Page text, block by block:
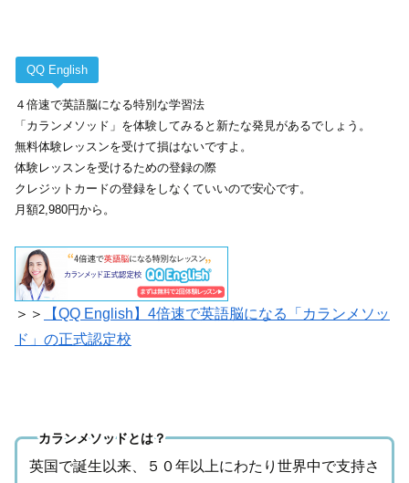
QQ English
４倍速で英語脳になる特別な学習法
「カランメソッド」を体験してみると新たな発見があるでしょう。
無料体験レッスンを受けて損はないですよ。
体験レッスンを受けるための登録の際
クレジットカードの登録をしなくていいので安心です。
月額2,980円から。
＞＞
【QQ English】4倍速で英語脳になる「カランメソッ
ド」の正式認定校
カランメソッドとは？
英国で誕生以来、５０年以上にわたり世界中で支持さ